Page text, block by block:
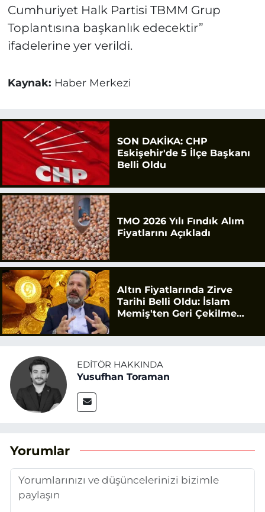
Cumhuriyet Halk Partisi TBMM Grup
Toplantısına başkanlık edecektir”
ifadelerine yer verildi.
Kaynak: Haber Merkezi
SON DAKİKA: CHP
Eskişehir'de 5 İlçe Başkanı
Belli Oldu
TMO 2026 Yılı Fındık Alım
Fiyatlarını Açıkladı
Altın Fiyatlarında Zirve
Tarihi Belli Oldu: İslam
Memiş'ten Geri Çekilme
EDITÖR HAKKINDA
Yusufhan Toraman
Yorumlar